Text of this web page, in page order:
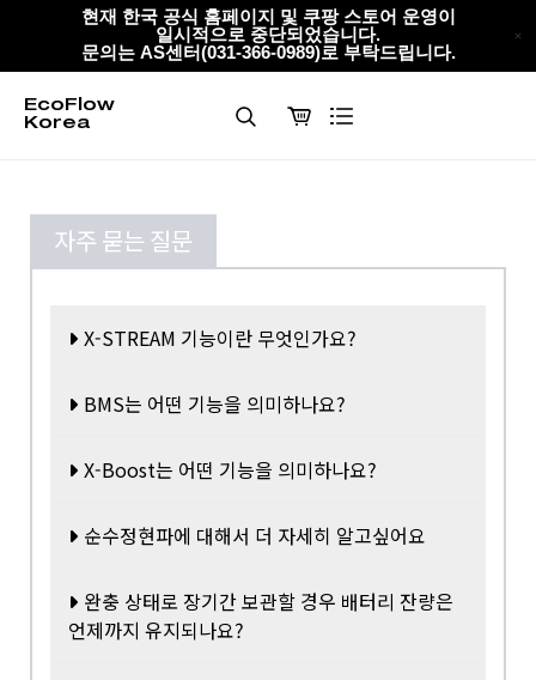
EcoFlow Korea
현재 한국 공식 홈페이지 및 쿠팡 스토어 운영이
일시적으로 중단되었습니다.
문의는 AS센터(031-366-0989)로 부탁드립니다.
EcoFlow
Korea
제
자주 묻는 질문
X-STREAM 기능이란 무엇인가요?
BMS는 어떤 기능을 의미하나요?
X-Boost는 어떤 기능을 의미하나요?
순수정현파에 대해서 더 자세히 알고싶어요
완충 상태로 장기간 보관할 경우 배터리 잔량은
언제까지 유지되나요?